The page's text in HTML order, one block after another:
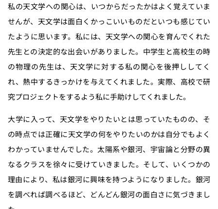
私の天文学への関心は、いつからだったかはよく覚えていま
せんが、天文学は面白くかっこいいものだといつも感じてい
たように思います。私には、天文学への関心を育んでくれた
先生との決定的な出会いがありました。中学生と高校生の時
の物理の先生は、天文学に対する私の関心を後押ししてく
れ、熱中するきっかけを与えてくれました。実際、高校で研
究プロジェクトをするよう私に手助けしてくれました。
大学に入って、天文学をやりたいとは思っていたものの、そ
の時点では正確に天文学の何をやりたいのかは自分でもよく
わかっていませんでした。太陽系や銀河、宇宙論と分野の異
なるクラスを徐々に受けていきました。そして、いくつかの
理由により、私は銀河に興味を持つようになりました。銀河
を調べれば調べるほど、どんどん銀河の面白さに気づきまし